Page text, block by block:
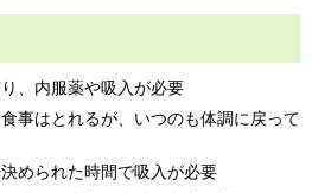
、内服薬や吸入が必要
事はとれるが、いつのも体調に戻って
められた時間で吸入が必要